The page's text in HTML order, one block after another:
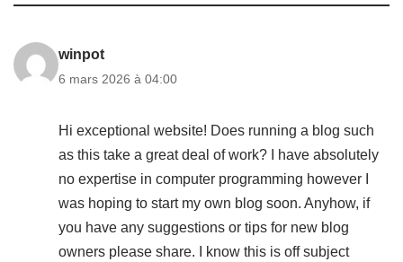
winpot
6 mars 2026 à 04:00
Hi exceptional website! Does running a blog such
as this take a great deal of work? I have absolutely
no expertise in computer programming however I
was hoping to start my own blog soon. Anyhow, if
you have any suggestions or tips for new blog
owners please share. I know this is off subject